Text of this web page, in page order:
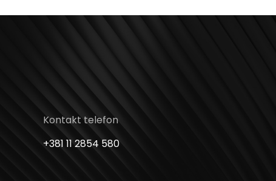
Kontakt telefon
+381 11 2854 580